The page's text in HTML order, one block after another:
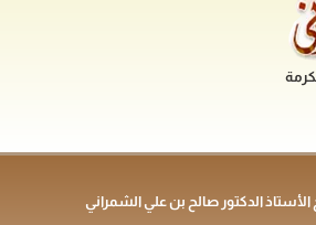
الدكتور صالح بن علي الشمراني